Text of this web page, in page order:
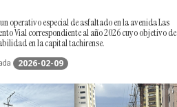
operativo especial de asfaltado en la avenida Las
Vial correspondiente al año 2026 cuyo objetivo de
en la capital tachirense.
2026-02-09